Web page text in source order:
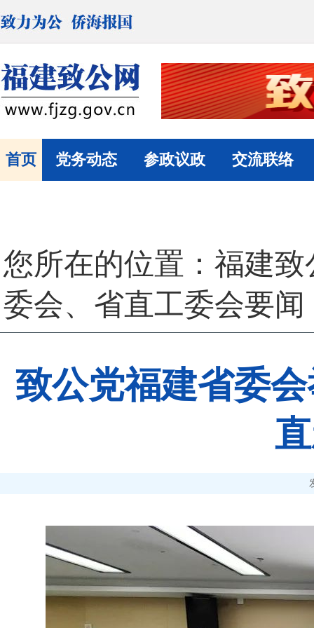
首页 党务动态 参政议政 交流联络
您所在的位置： 福建致
委会、省直工委会要闻
致公党福建省委